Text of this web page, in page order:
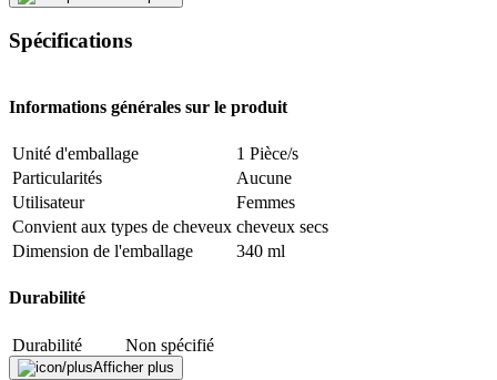
semblent déjà transformés après une minute. Le démêlage est
amélioré et tes cheveux sont intensément soignés. Ils rayonnent de
beauté naturelle.
Description
Adresse e-mail (facultatif)
Signaler des données erronées
Spécifications
Informations générales sur le produit
Unité d'emballage
1 Pièce/s
Particularités
Aucune
Utilisateur
Femmes
Convient aux types de cheveux cheveux secs
Dimension de l'emballage
340 ml
Durabilité
Durabilité
Non spécifié
La vie naturelle Pas de particularités
Afficher plus